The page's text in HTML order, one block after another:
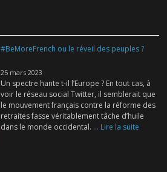
#BeMoreFrench ou le réveil des peuples ?
25 mars 2023
Un spectre hante t-il l’Europe ? En tout cas, à
voir le réseau social Twitter, il semblerait que
le mouvement français contre la réforme des
retraites fasse véritablement tâche d’huile
dans le monde occidental. ... Lire la suite